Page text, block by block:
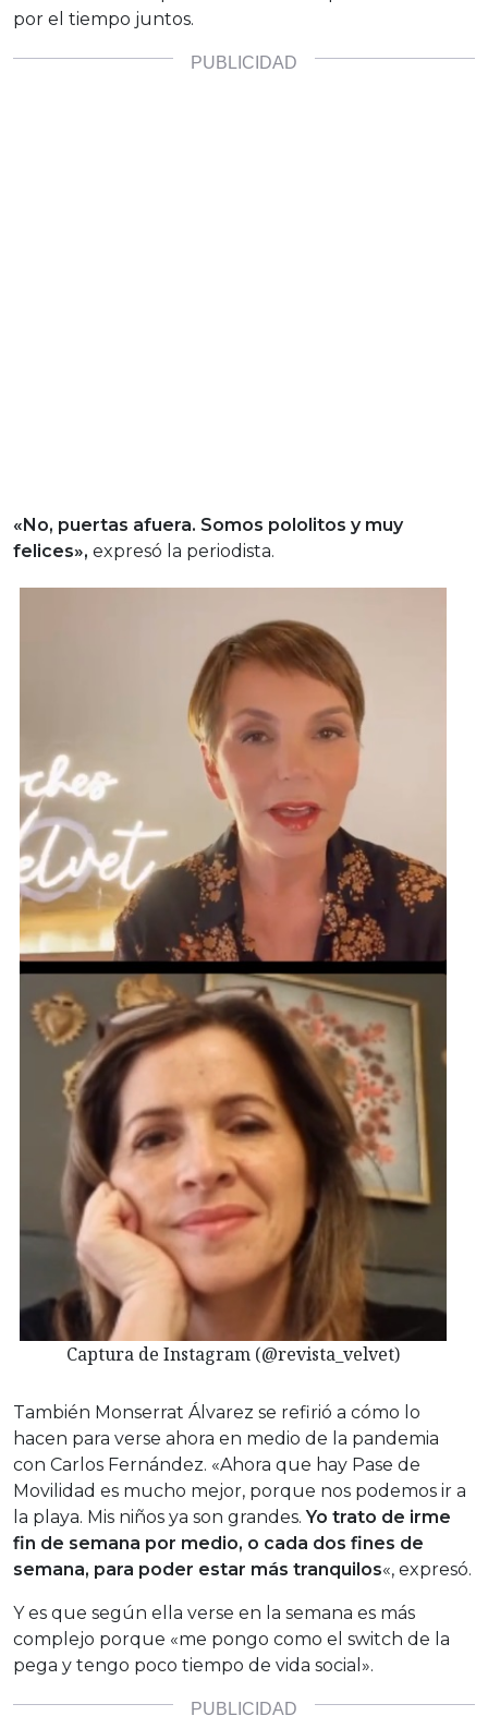
por el tiempo juntos.
«No, puertas afuera. Somos pololitos y muy
felices», expresó la periodista.
Captura de Instagram (@revista_velvet)
También Monserrat Álvarez se refirió a cómo lo
hacen para verse ahora en medio de la pandemia
con Carlos Fernández. «Ahora que hay Pase de
Movilidad es mucho mejor, porque nos podemos ir a
la playa. Mis niños ya son grandes. Yo trato de irme
fin de semana por medio, o cada dos fines de
semana, para poder estar más tranquilos«, expresó.
Y es que según ella verse en la semana es más
complejo porque «me pongo como el switch de la
pega y tengo poco tiempo de vida social».